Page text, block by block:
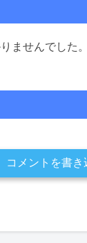
ませんでした。
コメントを書き